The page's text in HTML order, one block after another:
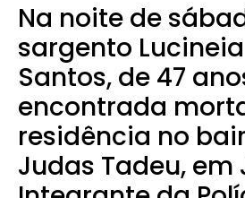
Na noite de
sargento
Santos, de 47
encontrada
residência no
Judas Tadeu, em